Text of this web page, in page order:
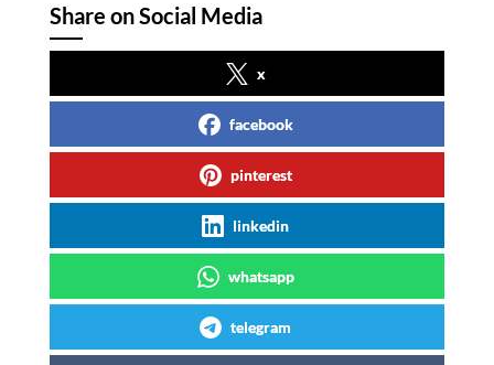
Share on Social Media
x
facebook
pinterest
linkedin
whatsapp
telegram